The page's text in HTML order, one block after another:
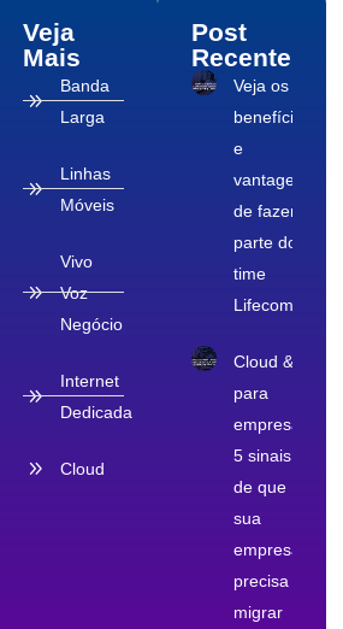
Veja
Mais
Banda
Larga
Linhas
Móveis
Vivo
Voz
Negócio
Internet
Dedicada
Cloud
Post
Recente
Veja os
benefícios
e
vantagens
de fazer
parte do
time
Lifecom
Cloud & TI
para
empresas:
5 sinais
de que
sua
empresa
precisa
migrar